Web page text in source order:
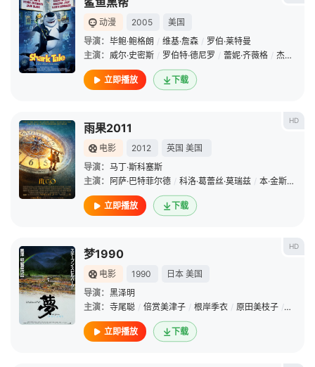
动漫 2005
美国
导演： 毕鲍·鲍格朗 / 维基·詹森 / 罗伯·莱特曼
主演： 威尔·史密斯 / 罗伯特·德尼罗 / 蕾妮·齐薇格 / 杰克·布莱克
立即播放 下载
HD
雨果2011
电影 2012 英国 美国
导演： 马丁·斯科塞斯
主演： 阿萨·巴特菲尔德 / 科洛·葛蕾丝·莫瑞兹 / 本·金斯利
立即播放 下载
HD
梦1990
电影 1990 日本 美国
导演： 黑泽明
主演： 寺尾聪 / 倍赏美津子 / 根岸季衣 / 原田美枝子 / 伊崎充
立即播放 下载